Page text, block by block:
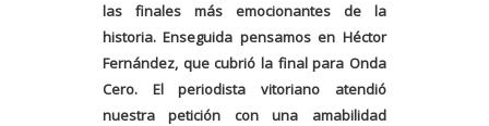
las finales más emocionantes de la
historia. Enseguida pensamos en Héctor
Fernández, que cubrió la final para Onda
Cero. El periodista vitoriano atendió
nuestra petición con una amabilidad